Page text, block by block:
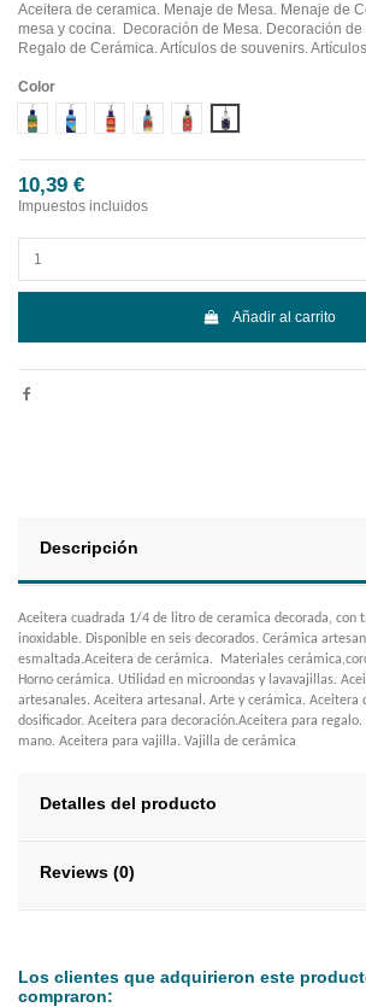
Aceitera de ceramica. Menaje de Mesa. Menaje de
mesa y cocina. Decoración de Mesa. Decoración de
Regalo de Cerámica. Artículos de souvenirs.
Color
Diseño 1Diseño 2Diseño 3Diseño 4Diseño 5Diseño 6
10,39 €
Impuestos incluidos
Añadir al carrito
Descripción
Aceitera cuadrada 1/4 de litro de ceramica decorada, con
inoxidable. Disponible en seis decorados. Cerámica
esmaltada.Aceitera de cerámica. Materiales
Horno cerámica. Utilidad en microondas y lavavajillas.
artesanales. Aceitera artesanal. Arte y cerámica. Aceitera
dosificador. Aceitera para decoración.Aceitera para
mano. Aceitera para vajilla. Vajilla de cerámica
Detalles del producto
Reviews (0)
Los clientes que adquirieron este
compraron: